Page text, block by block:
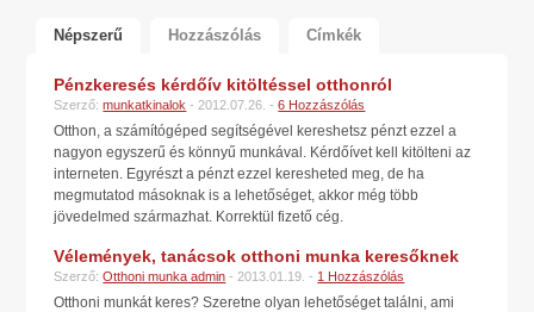
Népszerű Hozzászólás Címkék
Pénzkeresés kérdőív kitöltéssel otthonról
Szerző:munkatkinalok - 2012.07.26. -6 Hozzászólás
Otthon, a számítógéped segítségével kereshetsz pénzt ezzel a
nagyon egyszerű és könnyű munkával. Kérdőívet kell kitölteni az
interneten. Egyrészt a pénzt ezzel keresheted meg, de ha
megmutatod másoknak is a lehetőséget, akkor még több
jövedelmed származhat. Korrektül fizető cég.
Vélemények, tanácsok otthoni munka keresőknek
Szerző:Otthoni munka admin - 2013.01.19. - 1 Hozzászólás
Otthoni munkát keres? Szeretne olyan lehetőséget találni, ami